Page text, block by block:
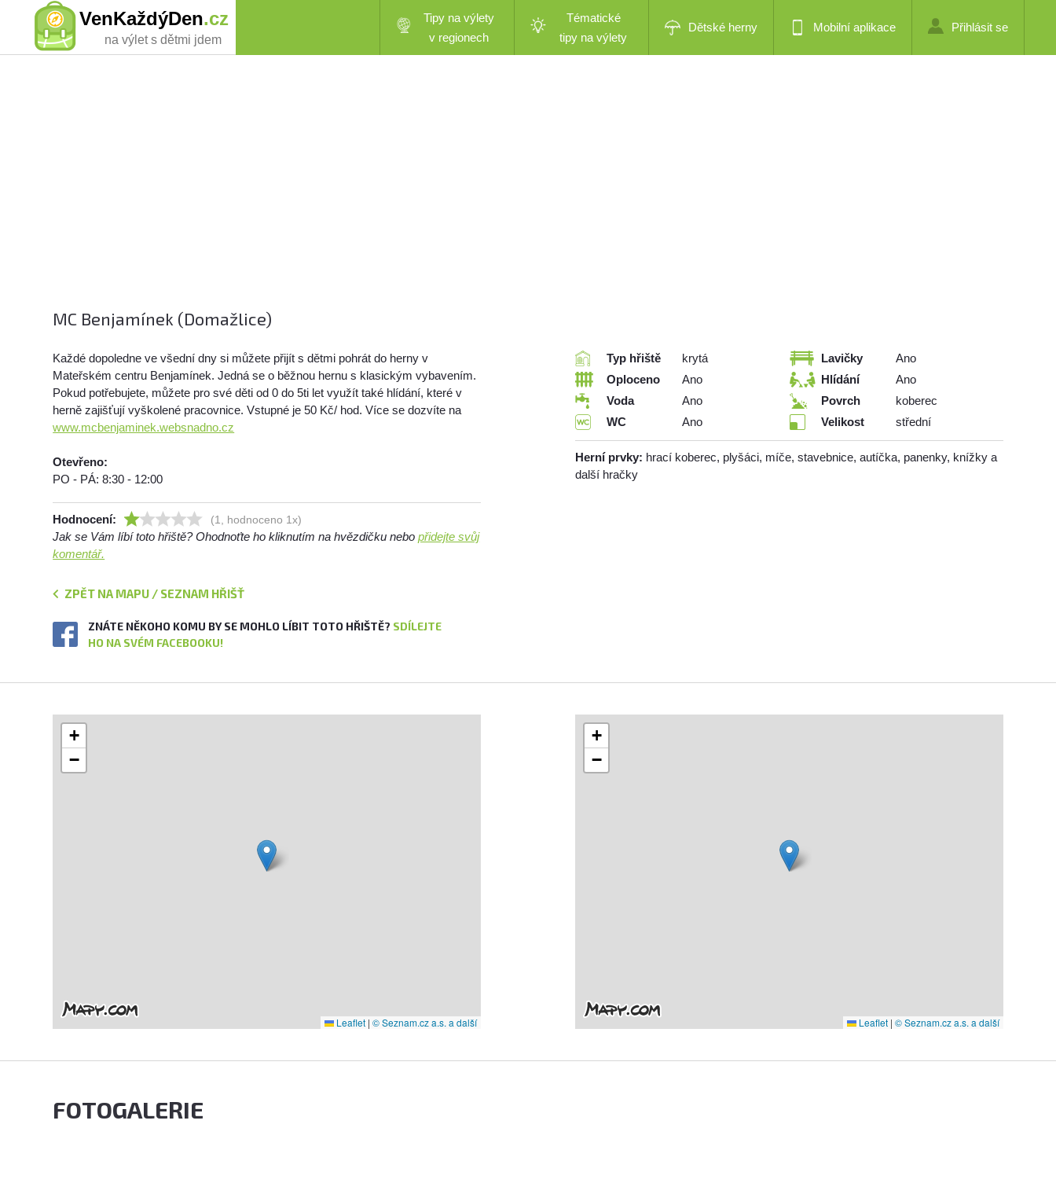
VenKaždýDen.cz
na výlet s dětmi jdem
Tipy na výlety
v regionech
Tématické
tipy na výlety
Dětské herny Mobilní aplikace Přihlásit se
MC Benjamínek (Domažlice)
Každé dopoledne ve všední dny si můžete přijít s dětmi pohrát do herny v
Mateřském centru Benjamínek. Jedná se o běžnou hernu s klasickým vybavením.
Pokud potřebujete, můžete pro své děti od 0 do 5ti let využít také hlídání, které v
herně zajišťují vyškolené pracovnice. Vstupné je 50 Kč/ hod. Více se dozvíte na
www.mcbenjaminek.websnadno.cz
Otevřeno:
PO - PÁ: 8:30 - 12:00
Hodnocení: (1, hodnoceno 1x)
Jak se Vám líbí toto hřiště? Ohodnoťte ho kliknutím na hvězdičku nebopřidejte svůj
komentář.
ZPĚT NA MAPU / SEZNAM HŘIŠŤ
ZNÁTE NĚKOHO KOMU BY SE MOHLO LÍBIT TOTO HŘIŠTĚ? SDÍLEJTE
HO NA SVÉM FACEBOOKU!
Typ hřiště
krytá
Oploceno
Ano
Voda
Ano
WC
Ano
Lavičky
Ano
Hlídání
Ano
Povrch
koberec
Velikost
střední
Herní prvky: hrací koberec, plyšáci, míče, stavebnice, autíčka, panenky, knížky a
další hračky
+
−
Leaflet | © Seznam.cz a.s. a další
+
−
Leaflet | © Seznam.cz a.s. a další
FOTOGALERIE